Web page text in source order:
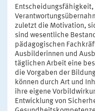
zuletzt die Motivation,
sind wesentliche
pädagogischen
Ausbilderinnen und
täglichen Arbeit eine
die Vorgaben der
können durch Art und
ihre eigene
Entwicklung von